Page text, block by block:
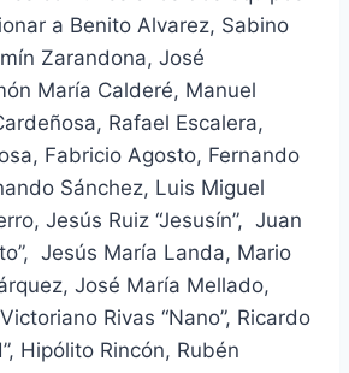
a Benito Alvarez, Sabino
Zarandona, José
María Calderé, Manuel
Rafael Escalera,
Fabricio Agosto, Fernando
Sánchez, Luis Miguel
Jesús Ruiz “Jesusín”, Juan
Jesús María Landa, Mario
José María Mellado,
Rivas “Nano”, Ricardo
Hipólito Rincón, Rubén